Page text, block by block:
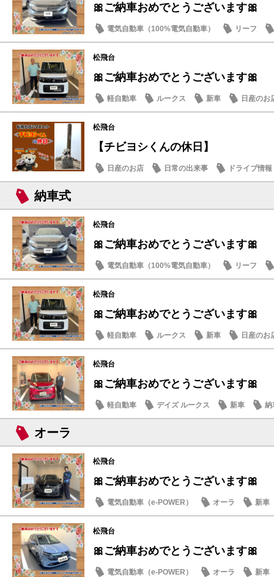
🎀ご納車おめでとうございます🎀
電気自動車（100%電気自動車） リーフ
松飛台
🎀ご納車おめでとうございます🎀
軽自動車 ルークス 新車 日産のお
松飛台
【チビヨシくんの休日】
日産のお店 日常の出来事 ドライブ情報
納車式
松飛台
🎀ご納車おめでとうございます🎀
電気自動車（100%電気自動車） リーフ
松飛台
🎀ご納車おめでとうございます🎀
軽自動車 ルークス 新車 日産のお
松飛台
🎀ご納車おめでとうございます🎀
軽自動車 デイズ ルークス 新車 納
オーラ
松飛台
🎀ご納車おめでとうございます🎀
電気自動車（e-POWER） オーラ 新車
松飛台
🎀ご納車おめでとうございます🎀
電気自動車（e-POWER） オーラ 新車